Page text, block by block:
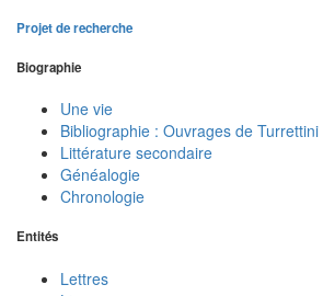
Projet de recherche
Biographie
Une vie
Bibliographie : Ouvrages de Turrettini
Littérature secondaire
Généalogie
Chronologie
Entités
Lettres